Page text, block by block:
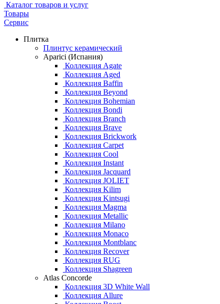
Каталог товаров и услуг
Товары
Сервис
Плитка
Плинтус керамический
Aparici (Испания)
Коллекция Agate
Коллекция Aged
Коллекция Baffin
Коллекция Beyond
Коллекция Bohemian
Коллекция Bondi
Коллекция Branch
Коллекция Brave
Коллекция Brickwork
Коллекция Carpet
Коллекция Cool
Коллекция Instant
Коллекция Jacquard
Коллекция JOLIET
Коллекция Kilim
Коллекция Kintsugi
Коллекция Magma
Коллекция Metallic
Коллекция Milano
Коллекция Monaco
Коллекция Montblanc
Коллекция Recover
Коллекция RUG
Коллекция Shagreen
Atlas Concorde
Коллекция 3D White Wall
Коллекция Allure